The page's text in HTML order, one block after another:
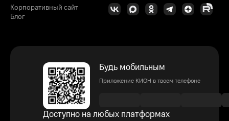
Корпоративный сайт
Блог
Будь мобильным
Приложение КИОН в твоем телефоне
Доступно на любых платформах